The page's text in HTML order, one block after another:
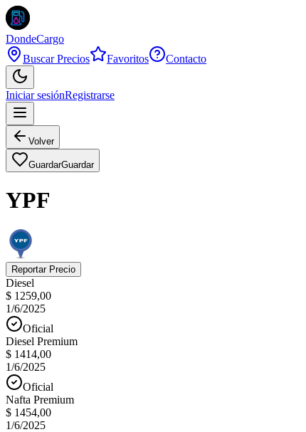
DondeCargo
Buscar Precios
Favoritos Contacto
Iniciar sesiónRegistrarse
Volver
GuardarGuardar
YPF
Reportar Precio
Diesel
$ 1259,00
1/6/2025
Oficial
Diesel Premium
$ 1414,00
1/6/2025
Oficial
Nafta Premium
$ 1454,00
1/6/2025